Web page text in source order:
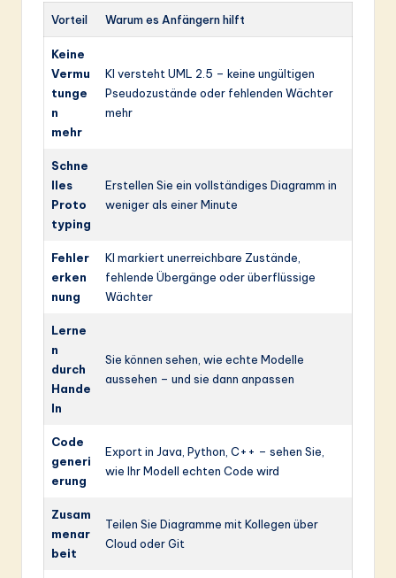
Vorteil Warum es Anfängern hilft
Keine
Vermu
tunge
n
mehr
KI versteht UML 2.5 – keine ungültigen
Pseudozustände oder fehlenden Wächter
mehr
Schne
lles
Proto
typing
Erstellen Sie ein vollständiges Diagramm in
weniger als einer Minute
Fehler
erken
nung
KI markiert unerreichbare Zustände,
fehlende Übergänge oder überflüssige
Wächter
Lerne
n
durch
Hande
ln
Sie können sehen, wie echte Modelle
aussehen – und sie dann anpassen
Code
generi
erung
Export in Java, Python, C++ – sehen Sie,
wie Ihr Modell echten Code wird
Zusam
menar
beit
Teilen Sie Diagramme mit Kollegen über
Cloud oder Git